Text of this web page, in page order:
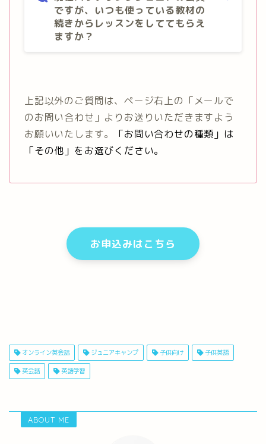
ですが、いつも使っている教材の
続きからレッスンをしててもらえ
ますか？
上記以外のご質問は、ページ右上の「メールで
のお問い合わせ」よりお送りいただきますよう
お願いいたします。
「お問い合わせの種類」は
「その他」をお選びください。
お申込みはこちら
オンライン英会話 ジュニアキャンプ 子供向け 子供英語
英会話 英語学習
ABOUT ME